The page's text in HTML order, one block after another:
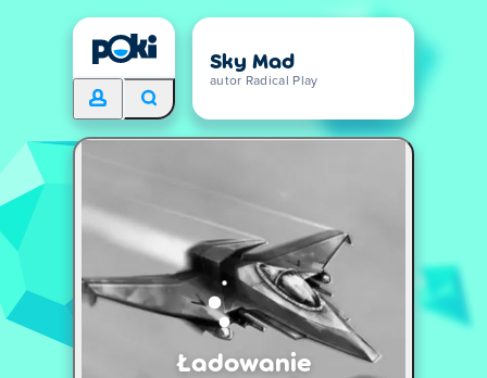
Sky Mad
autor Radical Play
Ładowanie